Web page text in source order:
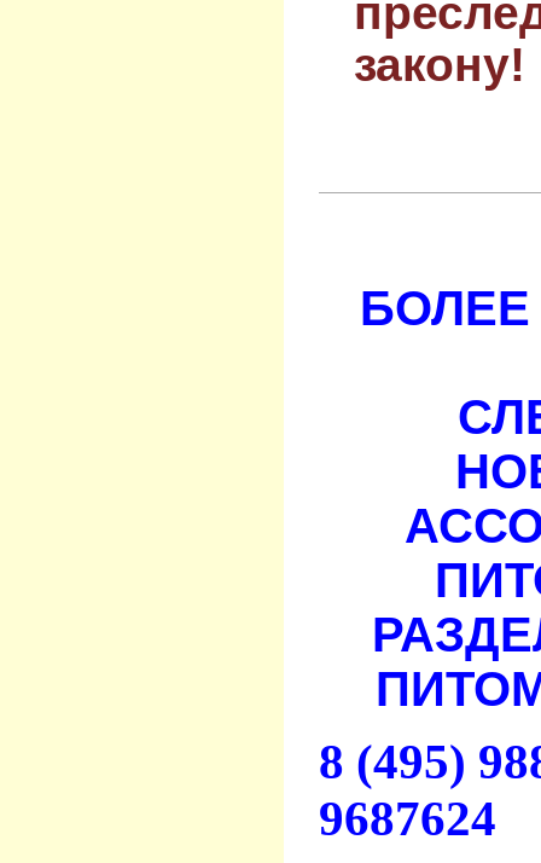
закону!
БОЛЕЕ
8 (495)
9687624